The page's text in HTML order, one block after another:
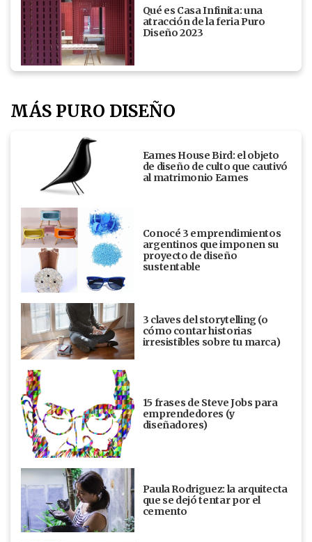
Qué es Casa Infinita: una
atracción de la feria Puro
Diseño 2023
MÁS PURO DISEÑO
Eames House Bird: el objeto
de diseño de culto que cautivó
al matrimonio Eames
Conocé 3 emprendimientos
argentinos que imponen su
proyecto de diseño
sustentable
3 claves del storytelling (o
cómo contar historias
irresistibles sobre tu marca)
15 frases de Steve Jobs para
emprendedores (y
diseñadores)
Paula Rodriguez: la arquitecta
que se dejó tentar por el
cemento